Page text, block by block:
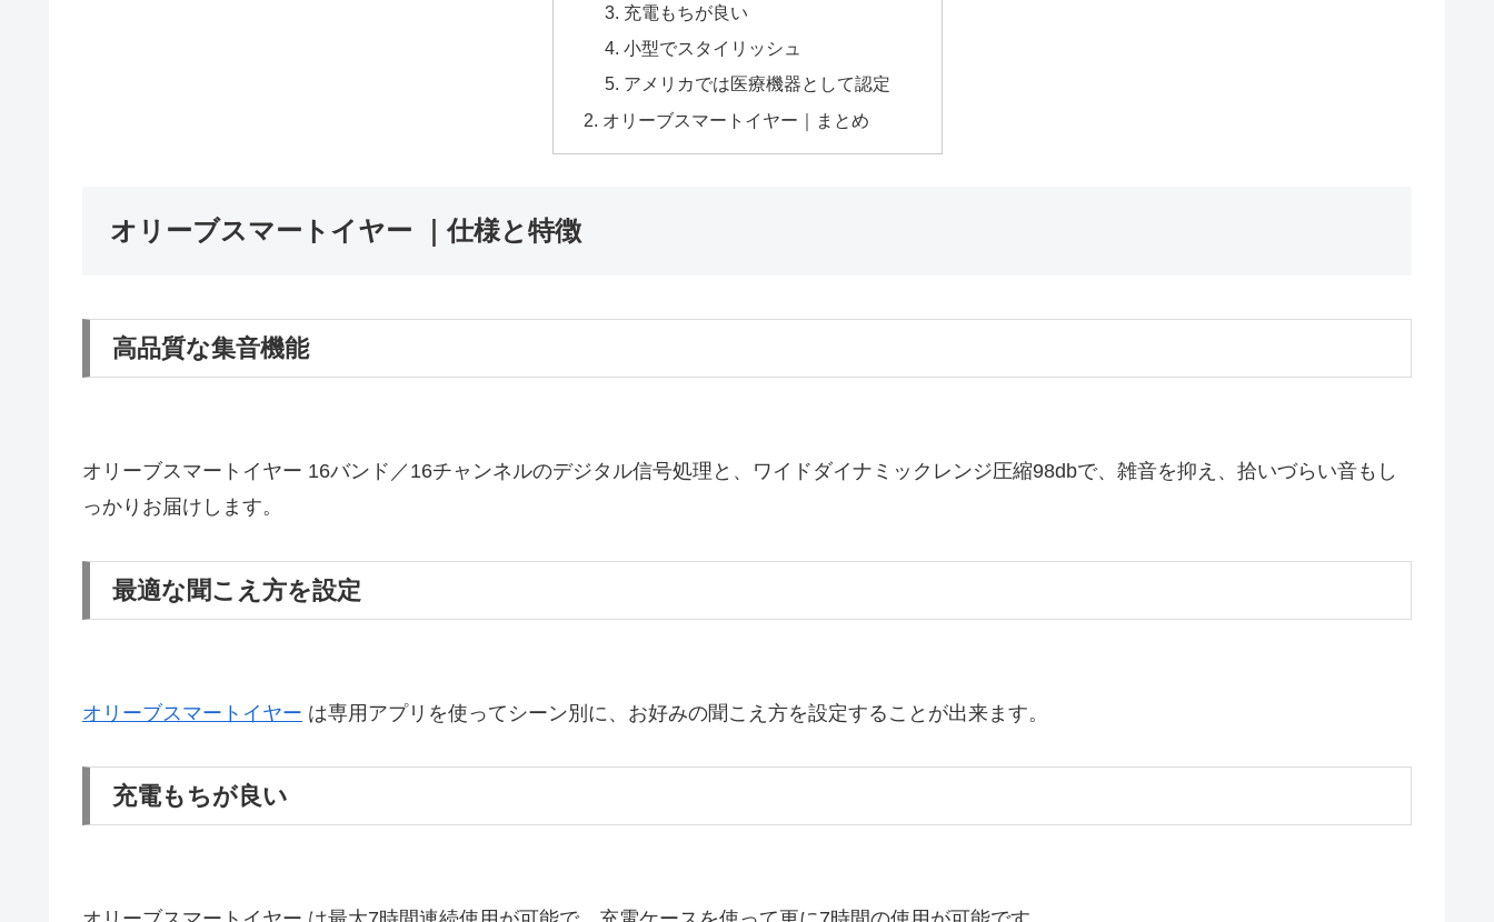
充電もちが良い
小型でスタイリッシュ
アメリカでは医療機器として認定
オリーブスマートイヤー｜まとめ
オリーブスマートイヤー ｜仕様と特徴
高品質な集音機能
オリーブスマートイヤー 16バンド／16チャンネルのデジタル信号処理と、ワイドダイナミックレンジ圧縮98dbで、雑音を抑え、拾いづらい音もし
っかりお届けします。
最適な聞こえ方を設定
オリーブスマートイヤー は専用アプリを使ってシーン別に、お好みの聞こえ方を設定することが出来ます。
充電もちが良い